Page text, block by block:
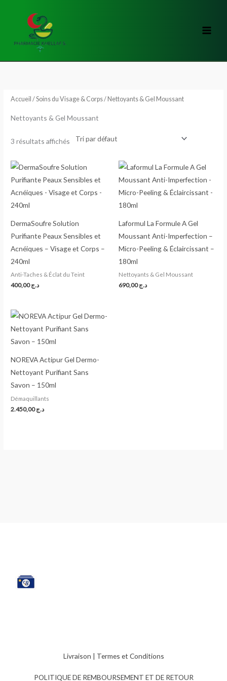
Accueil /Soins du Visage & Corps/ Nettoyants & Gel Moussant
Nettoyants & Gel Moussant
3 résultats affichés
DermaSoufre Solution
Purifiante Peaux Sensibles et
Acnéiques – Visage et Corps –
240ml
Anti-Taches & Éclat du Teint
د.ج400,00
Laformul La Formule A Gel
Moussant Anti-Imperfection –
Micro-Peeling & Éclaircissant –
180ml
Nettoyants & Gel Moussant
د.ج690,00
NOREVA Actipur Gel Dermo-
Nettoyant Purifiant Sans
Savon – 150ml
Démaquillants
د.ج2.450,00
Livraison | Termes et Conditions
POLITIQUE DE REMBOURSEMENT ET DE RETOUR